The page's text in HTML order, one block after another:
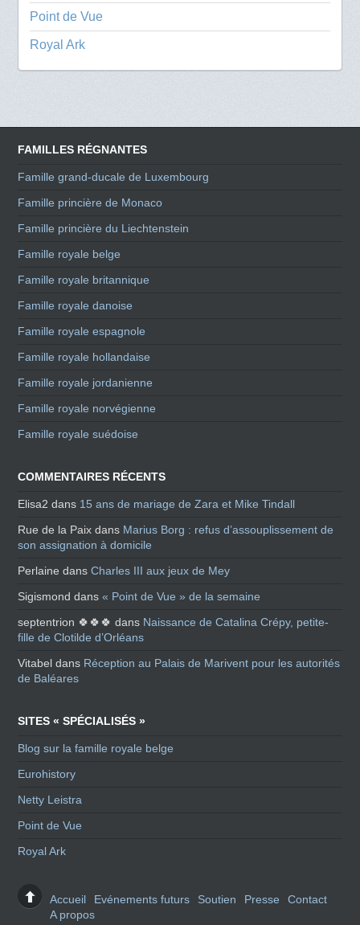
Point de Vue
Royal Ark
FAMILLES RÉGNANTES
Famille grand-ducale de Luxembourg
Famille princière de Monaco
Famille princière du Liechtenstein
Famille royale belge
Famille royale britannique
Famille royale danoise
Famille royale espagnole
Famille royale hollandaise
Famille royale jordanienne
Famille royale norvégienne
Famille royale suédoise
COMMENTAIRES RÉCENTS
Elisa2 dans 15 ans de mariage de Zara et Mike Tindall
Rue de la Paix dans Marius Borg : refus d’assouplissement de
son assignation à domicile
Perlaine dansCharles III aux jeux de Mey
Sigismond dans« Point de Vue » de la semaine
septentrion 🍀🍀🍀 dans Naissance de Catalina Crépy, petite-
fille de Clotilde d’Orléans
Vitabel dans Réception au Palais de Marivent pour les autorités
de Baléares
SITES « SPÉCIALISÉS »
Blog sur la famille royale belge
Eurohistory
Netty Leistra
Point de Vue
Royal Ark
Accueil Evénements futurs Soutien Presse
Contact
A propos